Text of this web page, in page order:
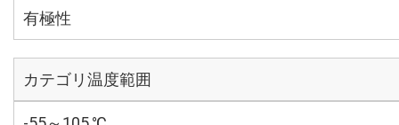
有極性
カテゴリ温度範囲